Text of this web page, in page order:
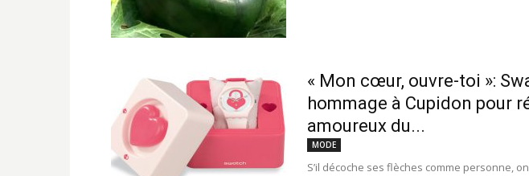
« Mon cœur, ouvre-toi »:
hommage à Cupidon pour
amoureux du...
MODE
S’il décoche ses flèches comme personne,